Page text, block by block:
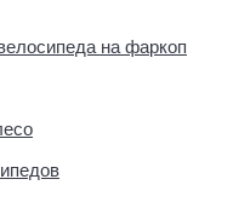
на фаркоп